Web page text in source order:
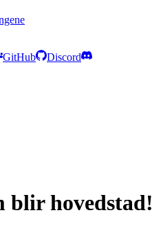
GitHub
Discord
blir hovedstad!